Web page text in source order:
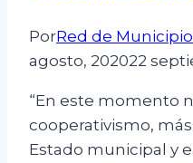
PorRed de
agosto, 202022
“En este momento
cooperativismo,
Estado municipal y